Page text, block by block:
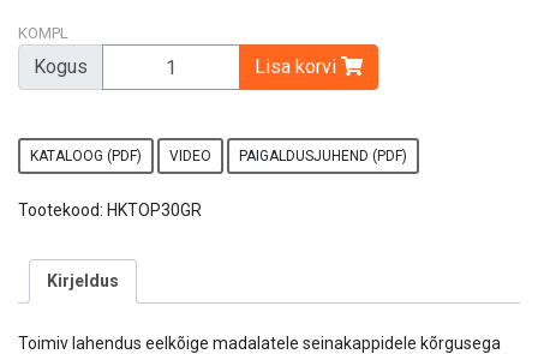
KOMPL
Kogus Lisa korvi
KATALOOG (PDF) VIDEO PAIGALDUSJUHEND (PDF)
Tootekood: HKTOP30GR
Kirjeldus
Toimiv lahendus eelkõige madalatele seinakappidele kõrgusega